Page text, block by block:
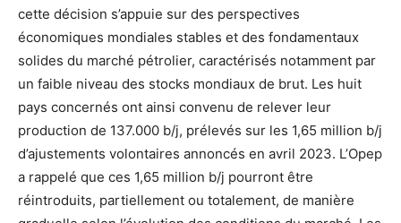
cette décision s’appuie sur des perspectives
économiques mondiales stables et des fondamentaux
solides du marché pétrolier, caractérisés notamment par
un faible niveau des stocks mondiaux de brut. Les huit
pays concernés ont ainsi convenu de relever leur
production de 137.000 b/j, prélevés sur les 1,65 million b/j
d’ajustements volontaires annoncés en avril 2023. L’Opep
a rappelé que ces 1,65 million b/j pourront être
réintroduits, partiellement ou totalement, de manière